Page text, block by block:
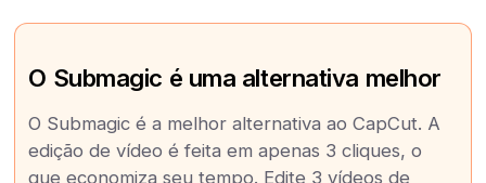
O Submagic é uma alternativa melhor
O Submagic é a melhor alternativa ao CapCut. A
edição de vídeo é feita em apenas 3 cliques, o
que economiza seu tempo. Edite 3 vídeos de